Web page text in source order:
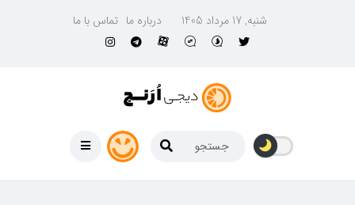
شنبه, 17 مرداد 1405 درباره ما تماس با ما